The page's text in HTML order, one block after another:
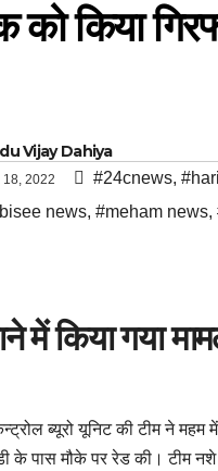
किया
Vijay Dahiya
18, 2022 #24cnews,
news, #meham news,
में किया गया
ब्यूरो यूनिट की टीम ने
के पास मौके पर रेड की। टीम नशे